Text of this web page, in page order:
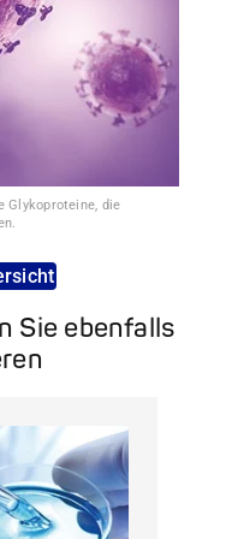
Glykoproteine, die
Sie ebenfalls